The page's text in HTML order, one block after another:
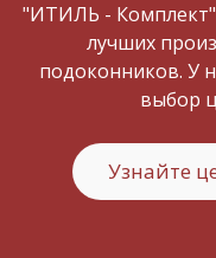
"ИТИЛЬ -
лучших
подоконников. У
выбор
Узнайте